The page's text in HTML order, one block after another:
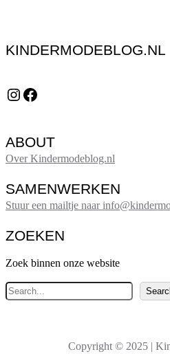
KINDERMODEBLOG.NL
Instagram Facebook
ABOUT
Over Kindermodeblog.nl
SAMENWERKEN
Stuur een mailtje naar
ZOEKEN
Zoek binnen onze website
Z
o
Copyright © 2025 |